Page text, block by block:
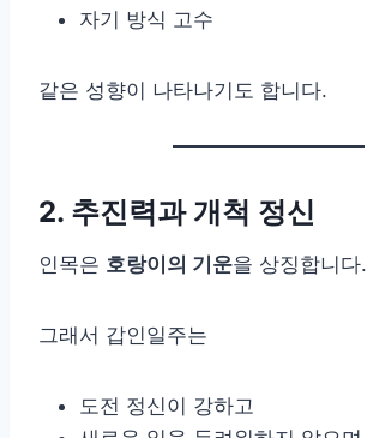
자기 방식 고수
같은 성향이 나타나기도 합니다.
2. 추진력과 개척 정신
인목은 호랑이의 기운을 상징합니다.
그래서 갑인일주는
도전 정신이 강하고